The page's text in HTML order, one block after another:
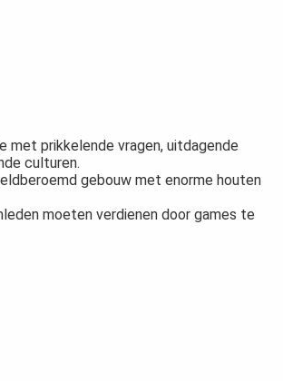
met prikkelende vragen, uitdagende
culturen.
gebouw met enorme houten
moeten verdienen door games te